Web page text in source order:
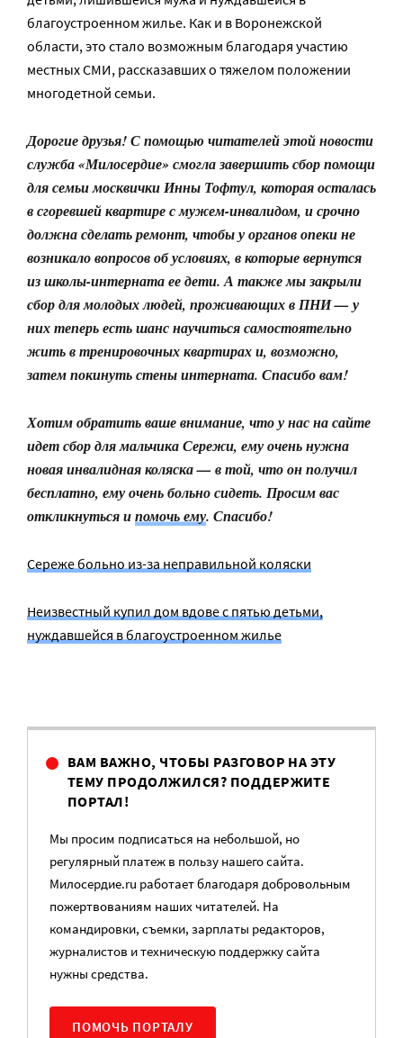
благоустроенном жилье. Как и в Воронежской
области, это стало возможным благодаря участию
местных СМИ, рассказавших о тяжелом положении
многодетной семьи.
Дорогие друзья! С помощью читателей этой новости
служба «Милосердие» смогла завершить сбор помощи
для семьи москвички Инны Тофтул, которая осталась
в сгоревшей квартире с мужем-инвалидом, и срочно
должна сделать ремонт, чтобы у органов опеки не
возникало вопросов об условиях, в которые вернутся
из школы-интерната ее дети. А также мы закрыли
сбор для молодых людей, проживающих в ПНИ — у
них теперь есть шанс научиться самостоятельно
жить в тренировочных квартирах и, возможно,
затем покинуть стены интерната. Спасибо вам!
Хотим обратить ваше внимание, что у нас на сайте
идет сбор для мальчика Сережи, ему очень нужна
новая инвалидная коляска — в той, что он получил
бесплатно, ему очень больно сидеть. Просим вас
откликнуться ипомочь ему. Спасибо!
Сереже больно из-за неправильной коляски
Неизвестный купил дом вдове с пятью детьми,
нуждавшейся в благоустроенном жилье
ВАМ ВАЖНО, ЧТОБЫ РАЗГОВОР НА ЭТУ
ТЕМУ ПРОДОЛЖИЛСЯ? ПОДДЕРЖИТЕ
ПОРТАЛ!
Мы просим подписаться на небольшой, но
регулярный платеж в пользу нашего сайта.
Милосердие.ru работает благодаря добровольным
пожертвованиям наших читателей. На
командировки, съемки, зарплаты редакторов,
журналистов и техническую поддержку сайта
нужны средства.
ПОМОЧЬ ПОРТАЛУ